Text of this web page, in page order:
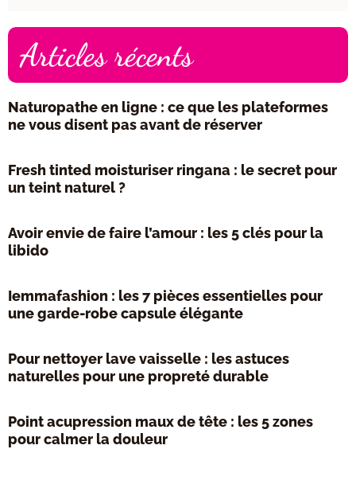
Articles récents
Naturopathe en ligne : ce que les plateformes
ne vous disent pas avant de réserver
Fresh tinted moisturiser ringana : le secret pour
un teint naturel ?
Avoir envie de faire l’amour : les 5 clés pour la
libido
Iemmafashion : les 7 pièces essentielles pour
une garde-robe capsule élégante
Pour nettoyer lave vaisselle : les astuces
naturelles pour une propreté durable
Point acupression maux de tête : les 5 zones
pour calmer la douleur